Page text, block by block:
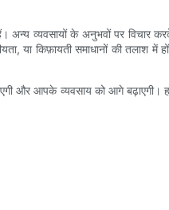
हैं। अन्य व्यवसायों के अनुभवों पर
किफ़ायती समाधानों की तलाश में हों,
और आपके व्यवसाय को आगे बढ़ाएगी।